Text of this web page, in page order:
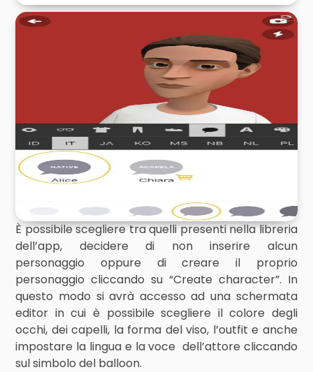
È possibile scegliere tra quelli presenti nella libreria
dell’app, decidere di non inserire alcun
personaggio oppure di creare il proprio
personaggio cliccando su “Create character”. In
questo modo si avrà accesso ad una schermata
editor in cui è possibile scegliere il colore degli
occhi, dei capelli, la forma del viso, l’outfit e anche
impostare la lingua e la voce dell’attore cliccando
sul simbolo del balloon.